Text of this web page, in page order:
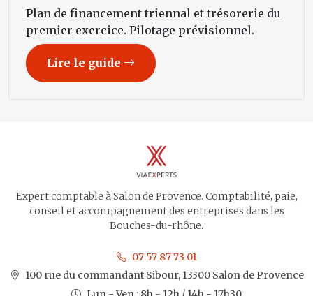
Plan de financement triennal et trésorerie du
premier exercice. Pilotage prévisionnel.
Lire le guide
Expert comptable à Salon de Provence. Comptabilité, paie,
conseil et accompagnement des entreprises dans les
Bouches-du-rhône.
07 57 87 73 01
100 rue du commandant Sibour, 13300 Salon de Provence